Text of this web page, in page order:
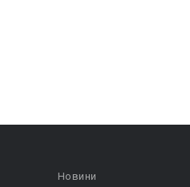
Новини